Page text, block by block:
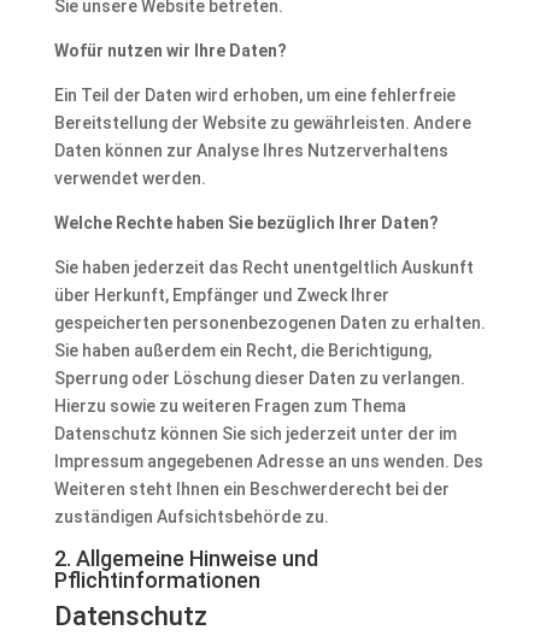
Sie unsere Website betreten.
Wofür nutzen wir Ihre Daten?
Ein Teil der Daten wird erhoben, um eine fehlerfreie
Bereitstellung der Website zu gewährleisten. Andere
Daten können zur Analyse Ihres Nutzerverhaltens
verwendet werden.
Welche Rechte haben Sie bezüglich Ihrer Daten?
Sie haben jederzeit das Recht unentgeltlich Auskunft
über Herkunft, Empfänger und Zweck Ihrer
gespeicherten personenbezogenen Daten zu erhalten.
Sie haben außerdem ein Recht, die Berichtigung,
Sperrung oder Löschung dieser Daten zu verlangen.
Hierzu sowie zu weiteren Fragen zum Thema
Datenschutz können Sie sich jederzeit unter der im
Impressum angegebenen Adresse an uns wenden. Des
Weiteren steht Ihnen ein Beschwerderecht bei der
zuständigen Aufsichtsbehörde zu.
2. Allgemeine Hinweise und
Pflichtinformationen
Datenschutz